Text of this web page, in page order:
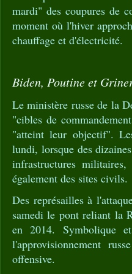
mardi" des coupures de
moment où l'hiver
chauffage et d'électricité.
Biden, Poutine et
Le ministère russe de la
"cibles de
"atteint leur objectif".
lundi, lorsque des
infrastructures
également des sites civils.
Des représailles à
samedi le pont reliant la
en 2014. Symbolique
l'approvisionnement
offensive.